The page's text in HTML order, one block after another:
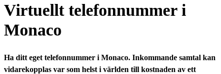
Virtuellt telefonnummer i
Monaco
Ha ditt eget telefonnummer i Monaco. Inkommande samtal kan
vidarekopplas var som helst i världen till kostnaden av ett